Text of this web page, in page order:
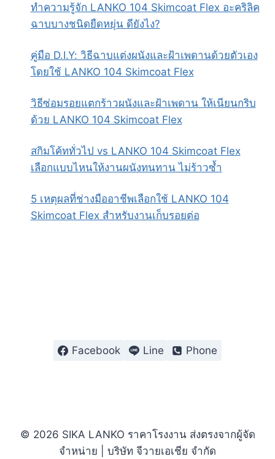
ทำความรู้จัก LANKO 104 Skimcoat Flex อะคริลิค
ฉาบบางชนิดยืดหยุ่น ดียังไง?
คู่มือ D.I.Y: วิธีฉาบแต่งผนังและฝ้าเพดานด้วยตัวเอง
โดยใช้ LANKO 104 Skimcoat Flex
วิธีซ่อมรอยแตกร้าวผนังและฝ้าเพดาน ให้เนียนกริบ
ด้วย LANKO 104 Skimcoat Flex
สกิมโค้ททั่วไป vs LANKO 104 Skimcoat Flex
เลือกแบบไหนให้งานผนังทนทาน ไม่ร้าวซ้ำ
5 เหตุผลที่ช่างมืออาชีพเลือกใช้ LANKO 104
Skimcoat Flex สำหรับงานเก็บรอยต่อ
Facebook Line Phone
© 2026 SIKA LANKO ราคาโรงงาน ส่งตรงจากผู้จัด
จำหน่าย | บริษัท จีวายเอเชีย จำกัด